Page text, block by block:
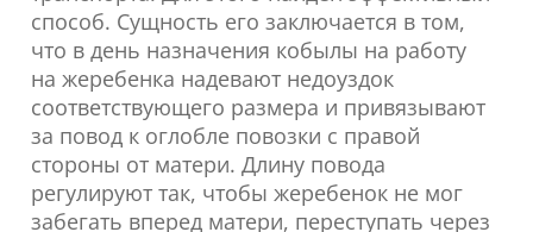
способ. Сущность его заключается в том,
что в день назначения кобылы на работу
на жеребенка надевают недоуздок
соответствующего размера и привязывают
за повод к оглобле повозки с правой
стороны от матери. Длину повода
регулируют так, чтобы жеребенок не мог
забегать вперед матери, переступать через